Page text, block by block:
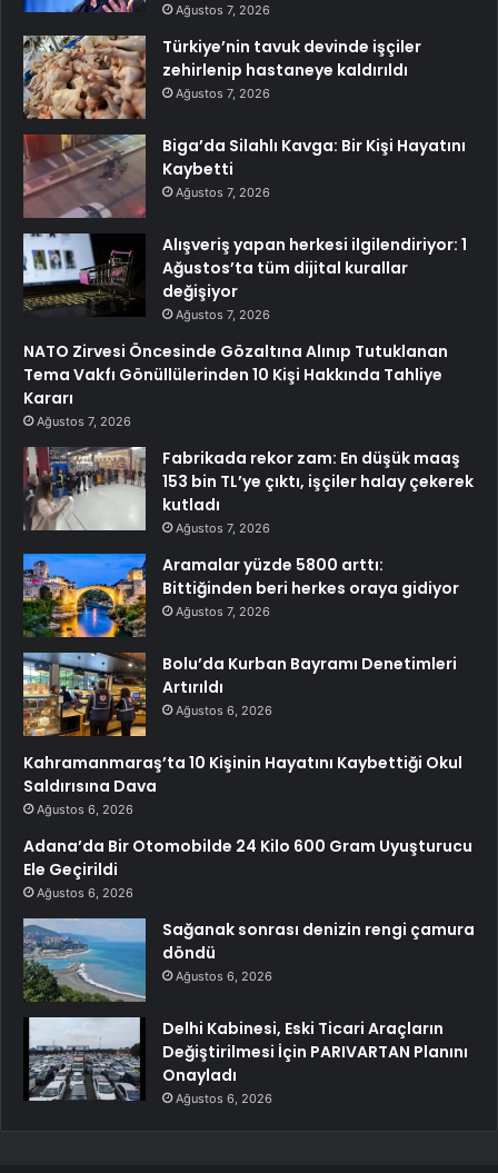
Ağustos 7, 2026
Türkiye’nin tavuk devinde işçiler
zehirlenip hastaneye kaldırıldı
Ağustos 7, 2026
Biga’da Silahlı Kavga: Bir Kişi Hayatını
Kaybetti
Ağustos 7, 2026
Alışveriş yapan herkesi ilgilendiriyor: 1
Ağustos’ta tüm dijital kurallar
değişiyor
Ağustos 7, 2026
NATO Zirvesi Öncesinde Gözaltına Alınıp Tutuklanan
Tema Vakfı Gönüllülerinden 10 Kişi Hakkında Tahliye
Kararı
Ağustos 7, 2026
Fabrikada rekor zam: En düşük maaş
153 bin TL’ye çıktı, işçiler halay çekerek
kutladı
Ağustos 7, 2026
Aramalar yüzde 5800 arttı:
Bittiğinden beri herkes oraya gidiyor
Ağustos 7, 2026
Bolu’da Kurban Bayramı Denetimleri
Artırıldı
Ağustos 6, 2026
Kahramanmaraş’ta 10 Kişinin Hayatını Kaybettiği Okul
Saldırısına Dava
Ağustos 6, 2026
Adana’da Bir Otomobilde 24 Kilo 600 Gram Uyuşturucu
Ele Geçirildi
Ağustos 6, 2026
Sağanak sonrası denizin rengi çamura
döndü
Ağustos 6, 2026
Delhi Kabinesi, Eski Ticari Araçların
Değiştirilmesi İçin PARIVARTAN Planını
Onayladı
Ağustos 6, 2026